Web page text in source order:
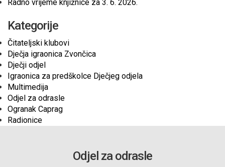
Radno vrijeme knjižnice za 3. 6. 2026.
Kategorije
Čitateljski klubovi
Dječja igraonica Zvončica
Dječji odjel
Igraonica za predškolce Dječjeg odjela
Multimedija
Odjel za odrasle
Ogranak Caprag
Radionice
Odjel za odrasle